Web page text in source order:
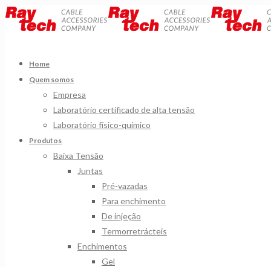
Home
Quem somos
Empresa
Laboratório certificado de alta tensão
Laboratório físico-químico
Produtos
Baixa Tensão
Juntas
Pré-vazadas
Para enchimento
De injeção
Termorretrácteis
Enchimentos
Gel